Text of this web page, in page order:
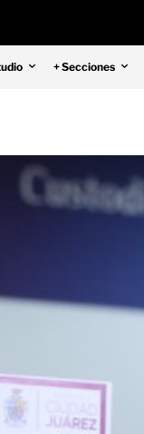
+ Secciones